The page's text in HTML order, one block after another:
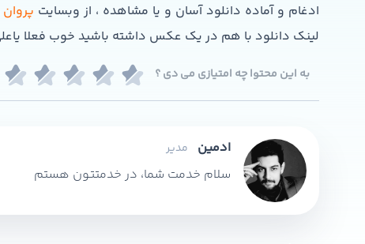
ادغام و آماده دانلود آسان و یا مشاهده ، از وبسایت
لینک دانلود با هم در یک عکس داشته باشید خوب فعلا
به این محتوا چه امتیازی می دی ؟
ادمین مدیر
سلام خدمت شما، در خدمتتون هستم